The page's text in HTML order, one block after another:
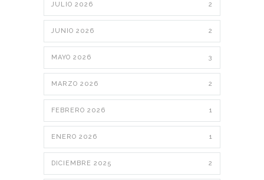
JULIO 2026 2
JUNIO 2026 2
MAYO 2026 3
MARZO 2026 2
FEBRERO 2026 1
ENERO 2026 1
DICIEMBRE 2025 2